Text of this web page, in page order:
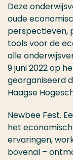
Deze
oude
perspectieven,
tools voor de
alle
9 juni 2022 op
georganiseerd
Haagse
Newbee Fest.
het
ervaringen,
bovenal –